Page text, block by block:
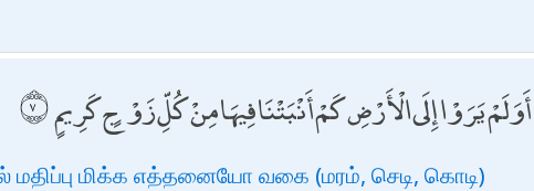
أَوَلَمْ يَرَوْا إِلَى الْأَرْضِ كَمْ أَنْبَتْنَا فِيهَا مِنْ كُلِّ زَوْجٍ كَرِيمٍ
மிக்க எத்தனையோ வகை (மரம், செடி, கொடி)